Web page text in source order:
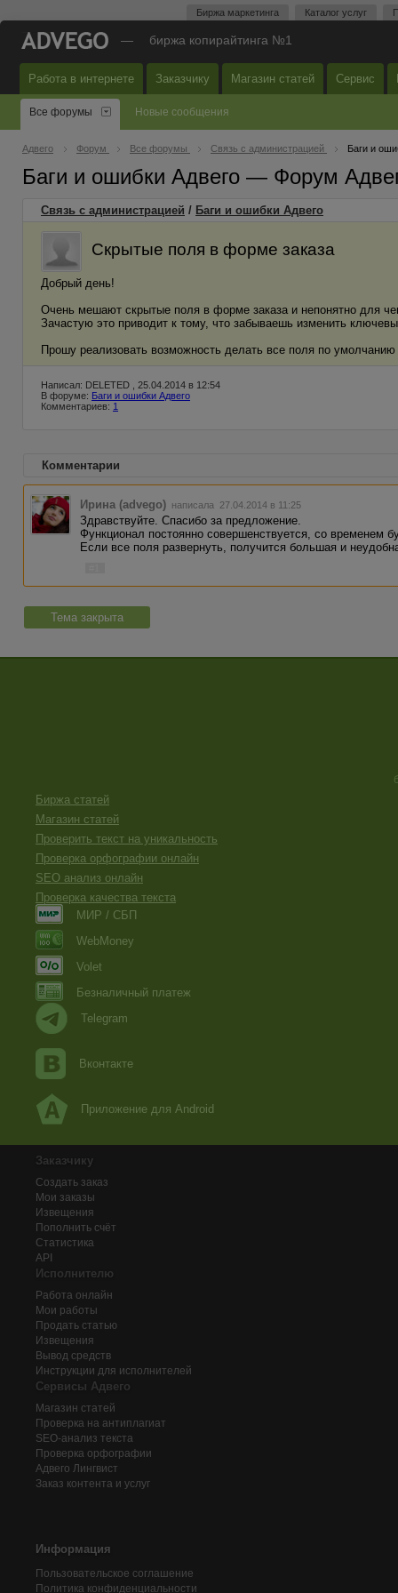
Биржа маркетинга Каталог услуг
— биржа копирайтинга №1
Работа в интернете Заказчику Магазин статей Сервис
Все форумы Новые сообщения
Адвего Форум Все форумы Связь с администрацией Баги и
Баги и ошибки Адвего — Форум
Связь с администрацией / Баги и ошибки Адвего
Скрытые поля в форме заказа
Добрый день!
Очень мешают скрытые поля в форме заказа и непонятно для
Зачастую это приводит к тому, что забываешь изменить
Прошу реализовать возможность делать все поля по
Написал: DELETED , 25.04.2014 в 12:54
В форуме: Баги и ошибки Адвего
Комментариев: 1
Комментарии
Ирина (advego) написала 27.04.2014 в 11:25
Здравствуйте. Спасибо за предложение.
Функционал постоянно совершенствуется, со временем
Если все поля развернуть, получится большая и
Тема закрыта
Биржа статей
Магазин статей
Проверить текст на уникальность
Проверка орфографии онлайн
SEO анализ онлайн
Проверка качества текста
МИР / СБП
WebMoney
Volet
Безналичный платеж
Telegram
Вконтакте
Приложение для Android
Заказчику
Создать заказ
Мои заказы
Извещения
Пополнить счёт
Статистика
API
Исполнителю
Работа онлайн
Мои работы
Продать статью
Извещения
Вывод средств
Инструкции для исполнителей
Сервисы Адвего
Магазин статей
Проверка на антиплагиат
SEO-анализ текста
Проверка орфографии
Адвего Лингвист
Заказ контента и услуг
Информация
Пользовательское соглашение
Политика конфиденциальности